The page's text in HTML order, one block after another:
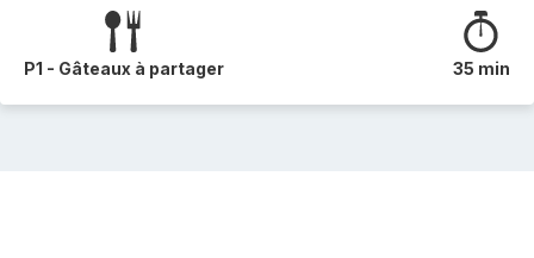
P1 - Gâteaux à partager 35 min